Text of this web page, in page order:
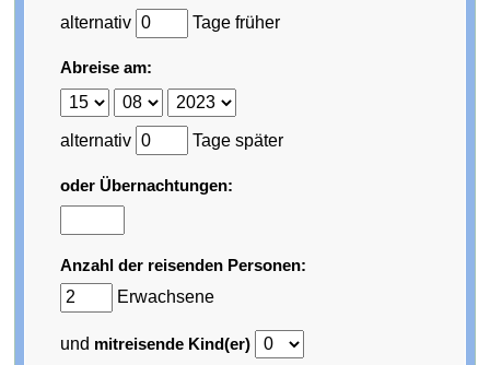
alternativ Tage früher
Abreise am:
alternativ Tage später
oder Übernachtungen:
Anzahl der reisenden Personen:
Erwachsene
und mitreisende Kind(er)